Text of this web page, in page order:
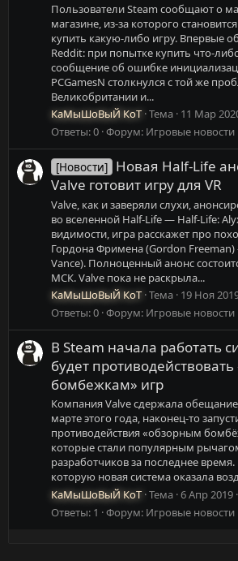
Пользователи Steam сообщают о
магазине, из-за которого
купить какую-либо игру. Впервые
Reddit: при попытке купить что-
сообщение об ошибке
PCGamesN столкнулся с той же
Великобритании и...
КаМыШоВыЙ КоТ Тема 11 Мар
Ответы: 0 Форум: Игровые новости
[Новости] Новая Half-Life
Valve готовит игру для VR
Valve, как и заверяли слухи,
во вселенной Half-Life — Half-Life:
видимости, игра расскажет про
Гордона Фримена (Gordon
Vance). Полноценный анонс
МСК. Valve пока не раскрыла...
КаМыШоВыЙ КоТ Тема 19 Ноя
Ответы: 0 Форум: Игровые новости
В Steam начала работать
будет
бомбежкам» игр
Компания Valve сдержала
марте этого года, наконец-то
противодействия «обзорным
которые стали популярным
разработчиков за последнее
которую новая система оказала
КаМыШоВыЙ КоТ Тема 6 Апр 2019
Ответы: 1 Форум: Игровые новости